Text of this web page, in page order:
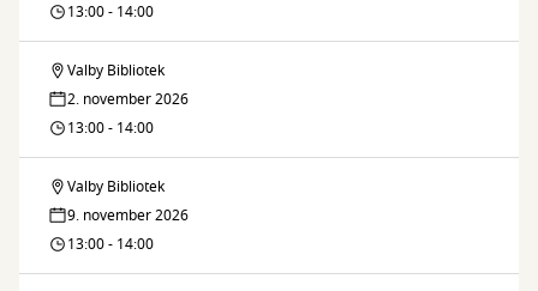
13:00 - 14:00
Fælleslæsning
Valby Bibliotek
2. november 2026
13:00 - 14:00
Fælleslæsning
Valby Bibliotek
9. november 2026
13:00 - 14:00